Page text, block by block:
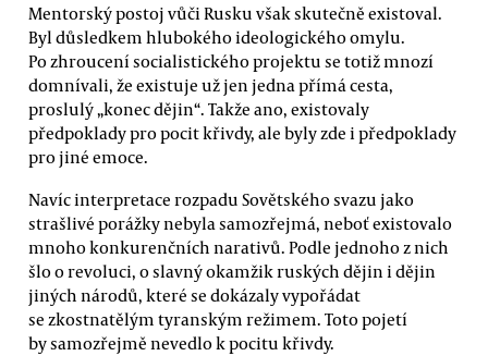
Mentorský postoj vůči Rusku však skutečně existoval.
Byl důsledkem hlubokého ideologického omylu.
Po zhroucení socialistického projektu se totiž mnozí
domnívali, že existuje už jen jedna přímá cesta,
proslulý „konec dějin“. Takže ano, existovaly
předpoklady pro pocit křivdy, ale byly zde i předpoklady
pro jiné emoce.
Navíc interpretace rozpadu Sovětského svazu jako
strašlivé porážky nebyla samozřejmá, neboť existovalo
mnoho konkurenčních narativů. Podle jednoho z nich
šlo o revoluci, o slavný okamžik ruských dějin i dějin
jiných národů, které se dokázaly vypořádat
se zkostnatělým tyranským režimem. Toto pojetí
by samozřejmě nevedlo k pocitu křivdy.